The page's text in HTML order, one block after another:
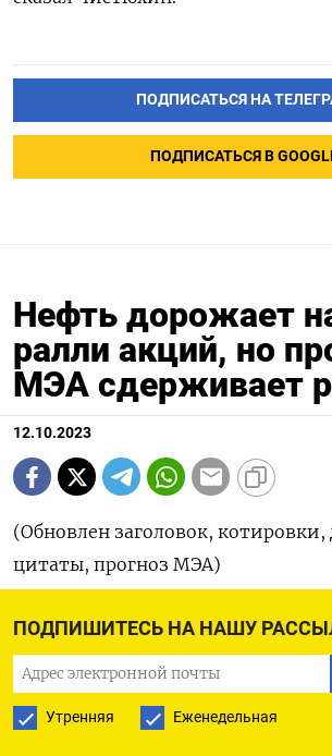
ПОДПИШИТЕСЬ НА НАШУ
Утренняя Еженедельная
ПОДПИСАТЬСЯ НА
ПОДПИСАТЬСЯ В
Нефть дорожает
ралли акций, но
МЭА сдерживает
12.10.2023
(Обновлен заголовок, котировки,
цитаты, прогноз МЭА)
ЛОНДОН, 12 окт (Рейтер) -
Цены на нефть развернулись и
примерно на 1% в четверг на фоне